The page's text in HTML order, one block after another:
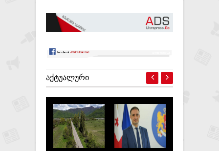
ᲐᲥᲢᲣᲐᲚᲣᲠᲘ